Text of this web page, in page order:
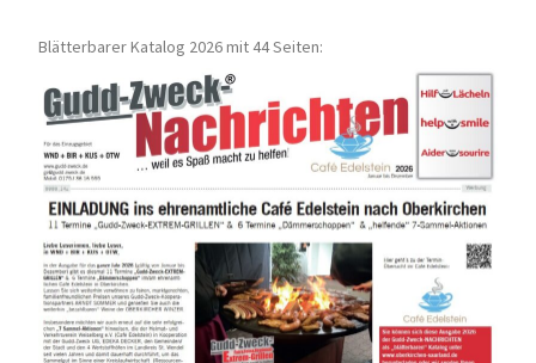
Blätterbarer Katalog 2026 mit 44 Seiten: